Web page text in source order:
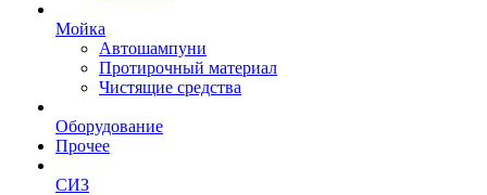
Мойка
Автошампуни
Протирочный материал
Чистящие средства
Оборудование
Прочее
СИЗ